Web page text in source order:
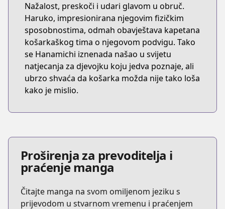
Nažalost, preskoči i udari glavom u obruč.
Haruko, impresionirana njegovim fizičkim
sposobnostima, odmah obavještava kapetana
košarkaškog tima o njegovom podvigu. Tako
se Hanamichi iznenada našao u svijetu
natjecanja za djevojku koju jedva poznaje, ali
ubrzo shvaća da košarka možda nije tako loša
kako je mislio.
Proširenja za prevoditelja i
praćenje manga
Čitajte manga na svom omiljenom jeziku s
prijevodom u stvarnom vremenu i praćenjem